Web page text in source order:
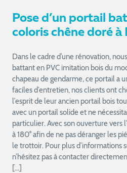
Pose d’un portail
coloris chêne doré à
Dans le cadre d’une rénovation,
battant en PVC imitation bois du
chapeau de gendarme, ce portail a
faciles d’entretien, nos clients ont
l’esprit de leur ancien portail bois
avec un portail solide et ne
particulier. Avec son ouverture vers
à 180° afin de ne pas déranger les
le trottoir. Pour plus d’informations
n’hésitez pas à contacter
[…]